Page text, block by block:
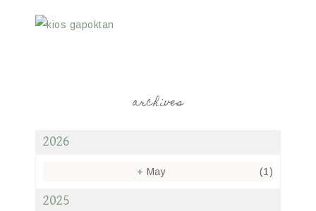
archives
2026
+ May (1)
2025